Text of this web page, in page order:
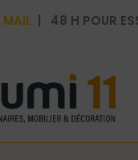
MAIL | 48 H POUR